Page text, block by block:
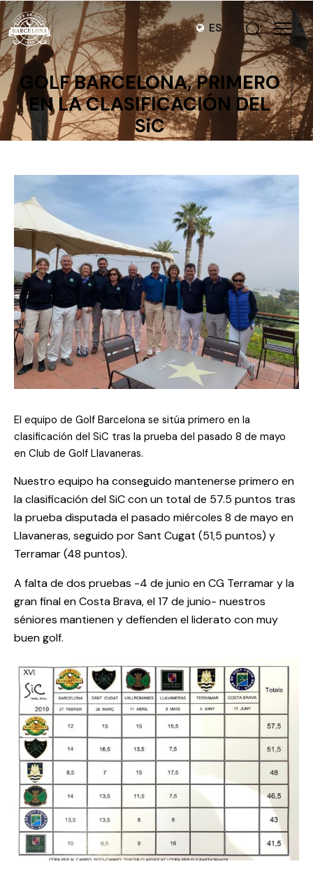
ES
GOLF BARCELONA, PRIMERO
EN LA CLASIFICACIÓN DEL
SiC
El equipo de Golf Barcelona se sitúa primero en la
clasificación del SiC tras la prueba del pasado 8 de mayo
en Club de Golf Llavaneras.
Nuestro equipo ha conseguido mantenerse primero en
la clasificación del SiC con un total de 57.5 puntos tras
la prueba disputada el pasado miércoles 8 de mayo en
Llavaneras, seguido por Sant Cugat (51,5 puntos) y
Terramar (48 puntos).
A falta de dos pruebas -4 de junio en CG Terramar y la
gran final en Costa Brava, el 17 de junio- nuestros
séniores mantienen y defienden el liderato con muy
buen golf.